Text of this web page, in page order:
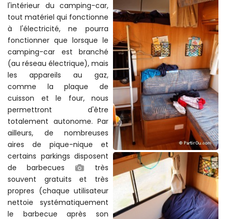
l'intérieur du camping-car,
tout matériel qui fonctionne
à l'électricité, ne pourra
fonctionner que lorsque le
camping-car est branché
(au réseau électrique), mais
les appareils au gaz,
comme la plaque de
cuisson et le four, nous
permettront d'être
totalement autonome. Par
ailleurs, de nombreuses
aires de pique-nique et
certains parkings disposent
de barbecues
très
souvent gratuits et très
propres (chaque utilisateur
nettoie systématiquement
le barbecue après son